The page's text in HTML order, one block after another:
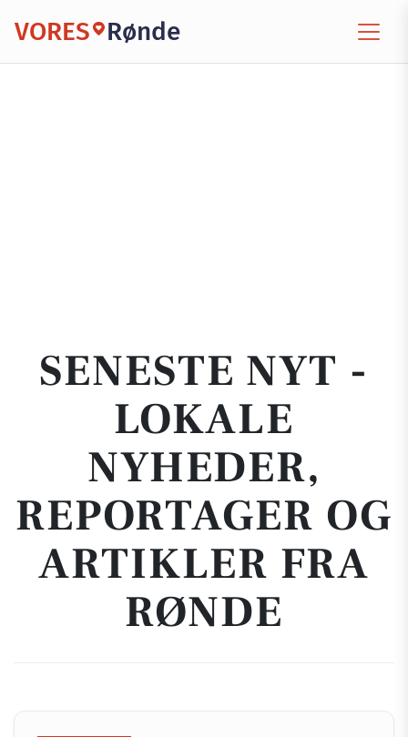
VORES Rønde
SENESTE NYT -
LOKALE
NYHEDER,
REPORTAGER OG
ARTIKLER FRA
RØNDE